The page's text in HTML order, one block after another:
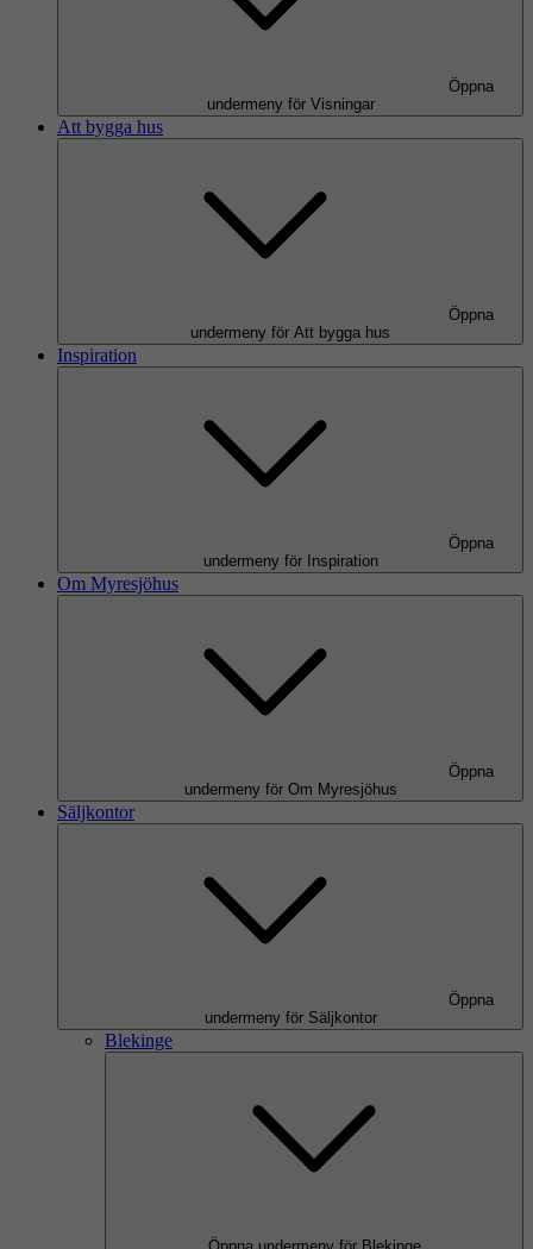
Öppna
undermeny för Visningar
Att bygga hus
Öppna
undermeny för Att bygga hus
Inspiration
Öppna
undermeny för Inspiration
Om Myresjöhus
Öppna
undermeny för Om Myresjöhus
Säljkontor
Öppna
undermeny för Säljkontor
Blekinge